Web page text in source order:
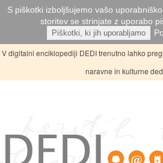
S piškotki izboljšujemo vašo
storitev se strinjate z uporabo
Piškotki, ki jih uporabljamo
V digitalni enciklopediji DEDI trenutno lahko
naravne in kulturne